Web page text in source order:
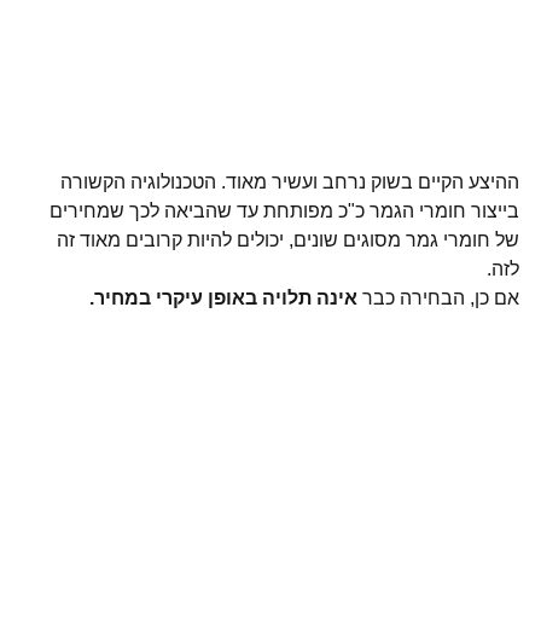
ההיצע הקיים בשוק נרחב ועשיר מאוד. הטכנולוגיה הקשורה
בייצור חומרי הגמר כ"כ מפותחת עד שהביאה לכך שמחירים
של חומרי גמר מסוגים שונים, יכולים להיות קרובים מאוד זה
לזה.
אם כן, הבחירה כבר אינה תלויה באופן עיקרי במחיר.